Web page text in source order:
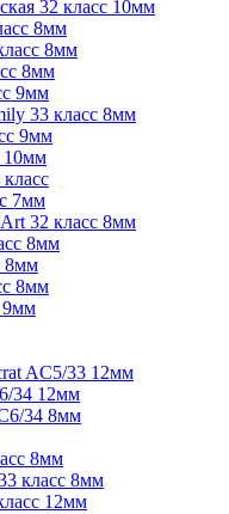
32 класс 10мм
8мм
8мм
8мм
9мм
33 класс 8мм
9мм
10мм
7мм
32 класс 8мм
8мм
8мм
8мм
9мм
AC5/33 12мм
34 12мм
34 8мм
8мм
класс 8мм
12мм